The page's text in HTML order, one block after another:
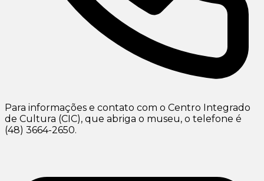
Para informações e contato com o Centro Integrado
de Cultura (CIC), que abriga o museu, o telefone é
(48) 3664-2650.